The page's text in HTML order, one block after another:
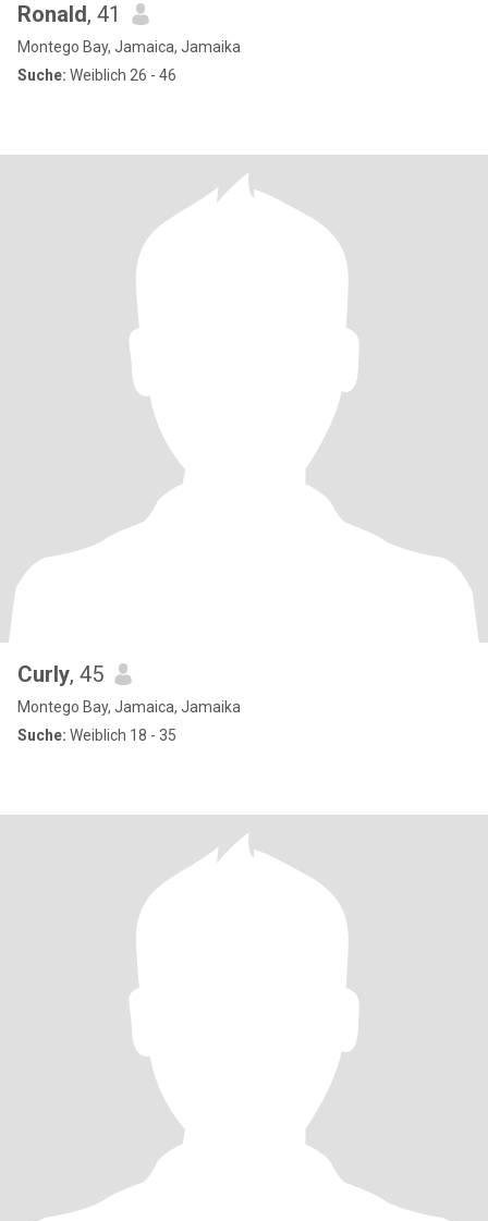
Ronald, 41
Montego Bay, Jamaica, Jamaika
Suche: Weiblich 26 - 46
Curly, 45
Montego Bay, Jamaica, Jamaika
Suche: Weiblich 18 - 35